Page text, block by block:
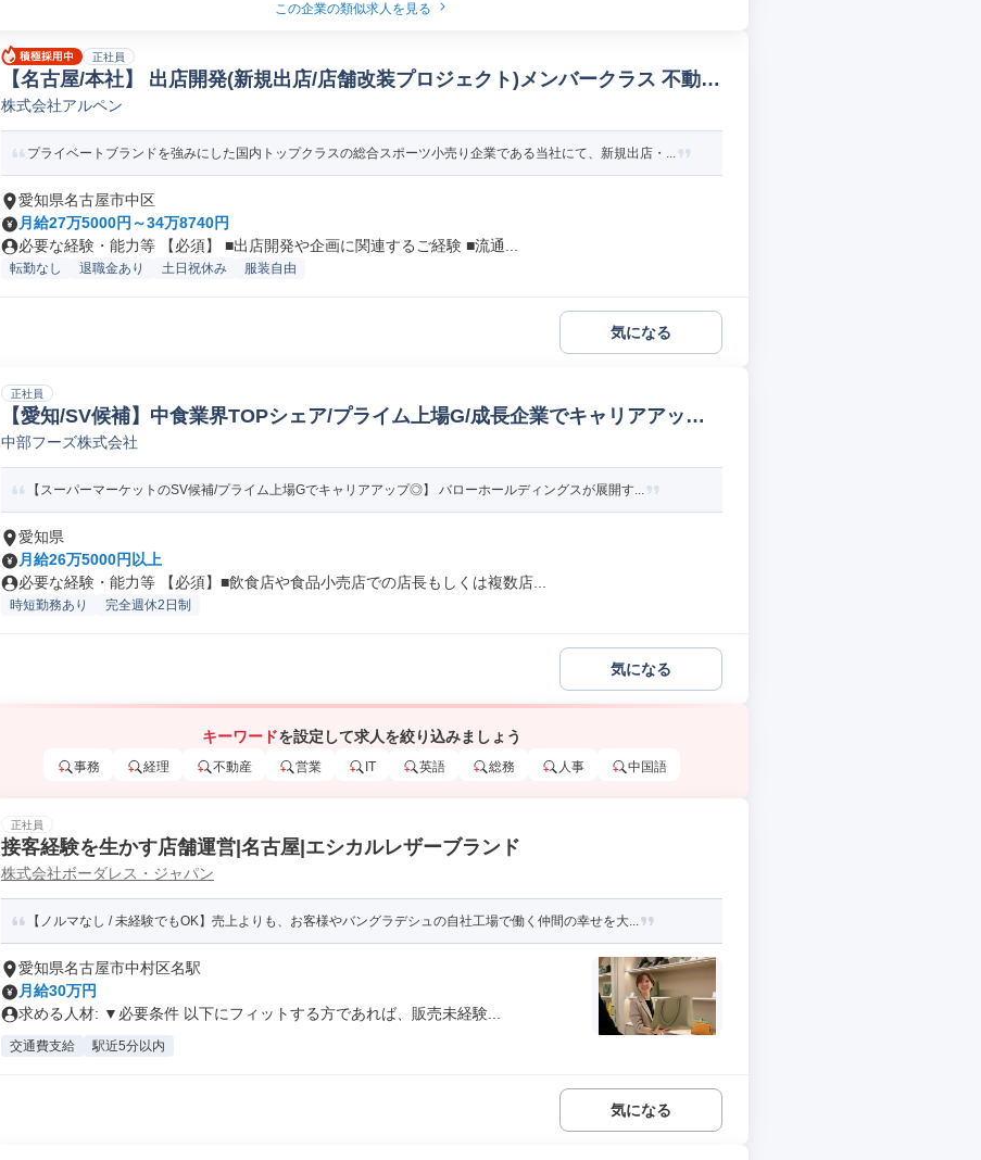
この企業の類似求人を見る
正社員
【名古屋/本社】 出店開発(新規出店/店舗改装プロジェクト)メンバークラス 不動産
事業開発
株式会社アルペン
プライベートブランドを強みにした国内トップクラスの総合スポーツ小売り企業である当社にて、新規出店・...
愛知県名古屋市中区
月給27万5000円～34万8740円
必要な経験・能力等 【必須】 ■出店開発や企画に関連するご経験 ■流通...
転勤なし 退職金あり 土日祝休み 服装自由
気になる
正社員
【愛知/SV候補】中食業界TOPシェア/プライム上場G/成長企業でキャリアアップ
スーパーバイザー/ラウンダー
中部フーズ株式会社
【スーパーマーケットのSV候補/プライム上場Gでキャリアアップ◎】 バローホールディングスが展開す...
愛知県
月給26万5000円以上
必要な経験・能力等 【必須】■飲食店や食品小売店での店長もしくは複数店...
時短勤務あり 完全週休2日制
気になる
キーワードを設定して求人を絞り込みましょう
事務 経理 不動産 営業 IT 英語 総務 人事 中国語
正社員
接客経験を生かす店舗運営|名古屋|エシカルレザーブランド
株式会社ボーダレス・ジャパン
【ノルマなし / 未経験でもOK】売上よりも、お客様やバングラデシュの自社工場で働く仲間の幸せを大...
愛知県名古屋市中村区名駅
月給30万円
求める人材: ▼必要条件 以下にフィットする方であれば、販売未経験...
交通費支給 駅近5分以内
気になる